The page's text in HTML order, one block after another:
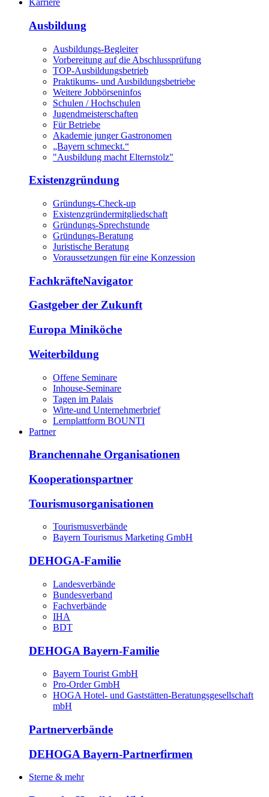
Karriere
Ausbildung
Ausbildungs-Begleiter
Vorbereitung auf die Abschlussprüfung
TOP-Ausbildungsbetrieb
Praktikums- und Ausbildungsbetriebe
Weitere Jobbörseninfos
Schulen / Hochschulen
Jugendmeisterschaften
Für Betriebe
Akademie junger Gastronomen
„Bayern schmeckt.“
"Ausbildung macht Elternstolz"
Existenzgründung
Gründungs-Check-up
Existenzgründermitgliedschaft
Gründungs-Sprechstunde
Gründungs-Beratung
Juristische Beratung
Voraussetzungen für eine Konzession
FachkräfteNavigator
Gastgeber der Zukunft
Europa Miniköche
Weiterbildung
Offene Seminare
Inhouse-Seminare
Tagen im Palais
Wirte-und Unternehmerbrief
Lernplattform BOUNTI
Partner
Branchennahe Organisationen
Kooperationspartner
Tourismusorganisationen
Tourismusverbände
Bayern Tourismus Marketing GmbH
DEHOGA-Familie
Landesverbände
Bundesverband
Fachverbände
IHA
BDT
DEHOGA Bayern-Familie
Bayern Tourist GmbH
Pro-Order GmbH
HOGA Hotel- und Gaststätten-Beratungsgesellschaft
mbH
Partnerverbände
DEHOGA Bayern-Partnerfirmen
Sterne & mehr